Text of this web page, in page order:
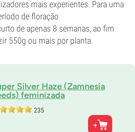
mais experientes. Para uma
de floração
de apenas 8 semanas, ao fim
550g ou mais por planta.
Silver Haze (Zamnesia
feminizada
235
x Northern Light)